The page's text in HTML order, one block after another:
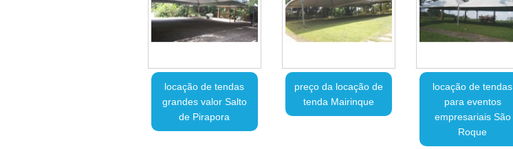
locação de tendas
grandes valor Salto
de Pirapora
preço da locação de
tenda Mairinque
locação de tendas
para eventos
empresariais São
Roque